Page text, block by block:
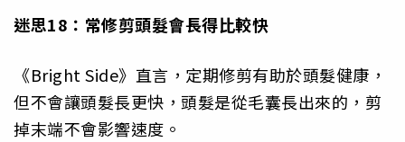
迷思18：常修剪頭髮會長得比較快
《Bright Side》直言，定期修剪有助於頭髮健康，
但不會讓頭髮長更快，頭髮是從毛囊長出來的，剪
掉末端不會影響速度。